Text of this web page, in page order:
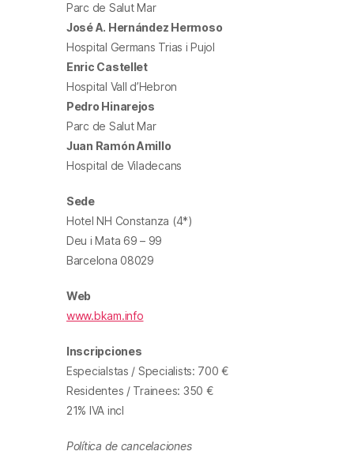
Parc de Salut Mar
José A. Hernández Hermoso
Hospital Germans Trias i Pujol
Enric Castellet
Hospital Vall d’Hebron
Pedro Hinarejos
Parc de Salut Mar
Juan Ramón Amillo
Hospital de Viladecans
Sede
Hotel NH Constanza (4*)
Deu i Mata 69 – 99
Barcelona 08029
Web
www.bkam.info
Inscripciones
Especialstas / Specialists: 700 €
Residentes / Trainees: 350 €
21% IVA incl
Política de cancelaciones